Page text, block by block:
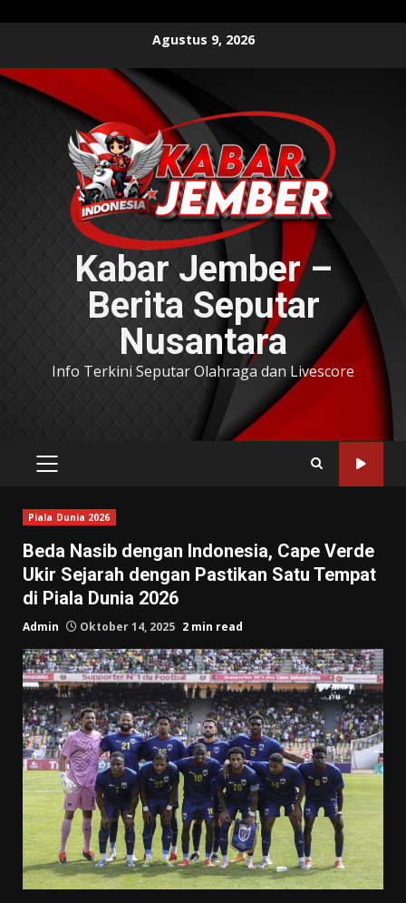
content
Agustus 9, 2026
Kabar Jember –
Berita Seputar
Nusantara
Info Terkini Seputar Olahraga dan Livescore
PRIMARY
Piala Dunia 2026
Beda Nasib dengan Indonesia, Cape Verde
Ukir Sejarah dengan Pastikan Satu Tempat
di Piala Dunia 2026
Admin Oktober 14, 2025 2 min read